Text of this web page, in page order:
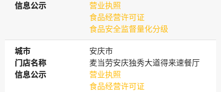
信息公示
信息公示
营业执照
食品经营许可证
食品安全监督量化分级
城市
城市
安庆市
门店名称
门店名称
麦当劳安庆独秀大道得来速餐厅
信息公示
信息公示
营业执照
食品经营许可证